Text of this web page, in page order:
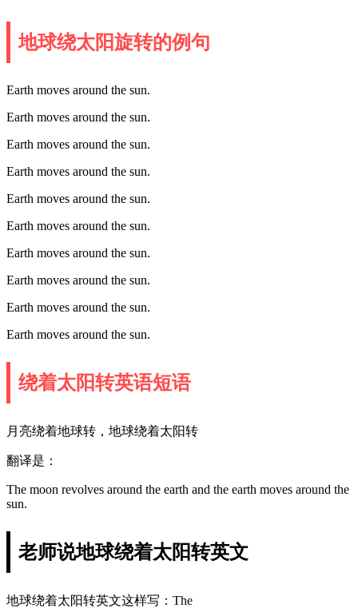
地球绕太阳旋转的例句
Earth moves around the sun.
Earth moves around the sun.
Earth moves around the sun.
Earth moves around the sun.
Earth moves around the sun.
Earth moves around the sun.
Earth moves around the sun.
Earth moves around the sun.
Earth moves around the sun.
Earth moves around the sun.
绕着太阳转英语短语
月亮绕着地球转，地球绕着太阳转
翻译是：
The moon revolves around the earth and the earth moves around the
sun.
老师说地球绕着太阳转英文
地球绕着太阳转英文这样写：The